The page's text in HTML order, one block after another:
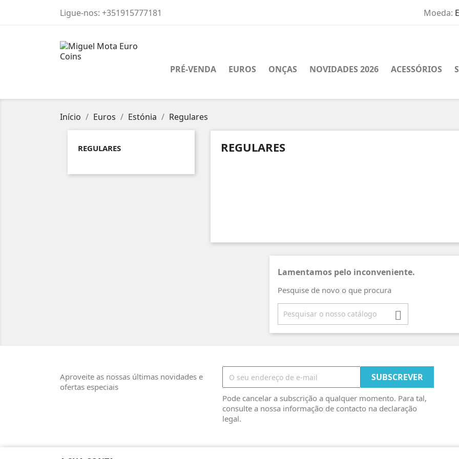
Ligue-nos: +351915777181 Moeda:
PRÉ-VENDA EUROS ONÇAS NOVIDADES 2026 ACESSÓRIOS
Início Euros Estónia Regulares
REGULARES REGULARES
Lamentamos pelo inconveniente.
Pesquise de novo o que procura

Aproveite as nossas últimas novidades e
ofertas especiais
Pode cancelar a subscrição a qualquer momento. Para tal,
consulte a nossa informação de contacto na declaração
legal.